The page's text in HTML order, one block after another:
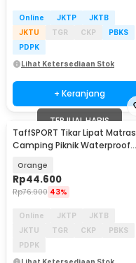
Online JKTP
JKTB
JKTU
TGR CKP
PBKS
PDPK
Lihat Ketersediaan Stok
+ Keranjang
TERJUAL HABIS
TaffSPORT Tikar Lipat Matras
Camping Piknik Waterproof
Orange
Rp44.600
Rp76.900 43%
Online JKTP
JKTB
JKTU
TGR CKP
PBKS
PDPK